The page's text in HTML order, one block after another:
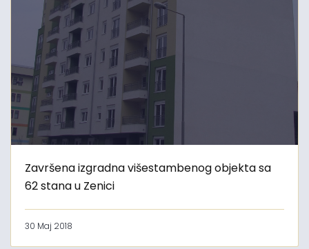
Završena izgradna višestambenog objekta sa
62 stana u Zenici
30 Maj 2018